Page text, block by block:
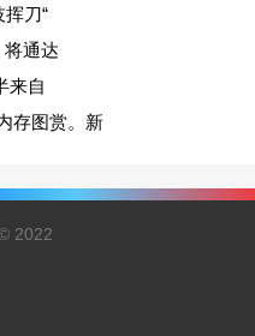
刀“
通达
来自
存图赏。新
2022